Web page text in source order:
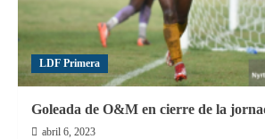
victoria
LDF Primera
Goleada de O&M en cierre de la
abril 6, 2023